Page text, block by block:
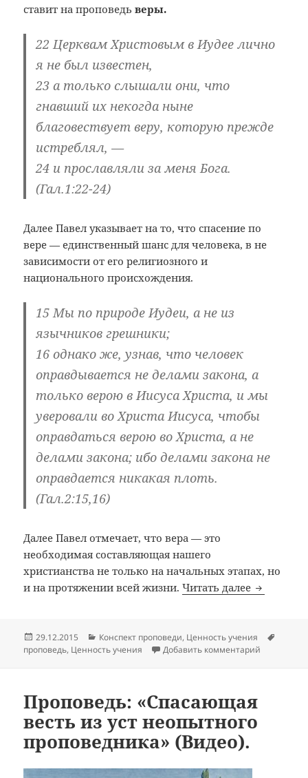
ставит на проповедьверы.
22 Церквам Христовым в Иудее лично
я не был известен,
23 а только слышали они, что
гнавший их некогда ныне
благовествует веру, которую прежде
истреблял, —
24 и прославляли за меня Бога.
(Гал.1:22-24)
Далее Павел указывает на то, что спасение по
вере — единственный шанс для человека, в не
зависимости от его религиозного и
национального происхождения.
15 Мы по природе Иудеи, а не из
язычников грешники;
16 однако же, узнав, что человек
оправдывается не делами закона, а
только верою в Иисуса Христа, и мы
уверовали во Христа Иисуса,чтобы
оправдаться верою во Христа, а не
делами закона; ибо делами закона не
оправдается никакая плоть.
(Гал.2:15,16)
Далее Павел отмечает, что вера — это
необходимая составляющая нашего
христианства не только на начальных этапах, но
и на протяжении всей жизни.Читать далее
Опубликовано
29.12.2015 Рубрики
Конспект проповеди, Ценность учения
проповедь, Ценность учения Добавить комментарий
Проповедь: «Спасающая
весть из уст неопытного
проповедника» (Видео).